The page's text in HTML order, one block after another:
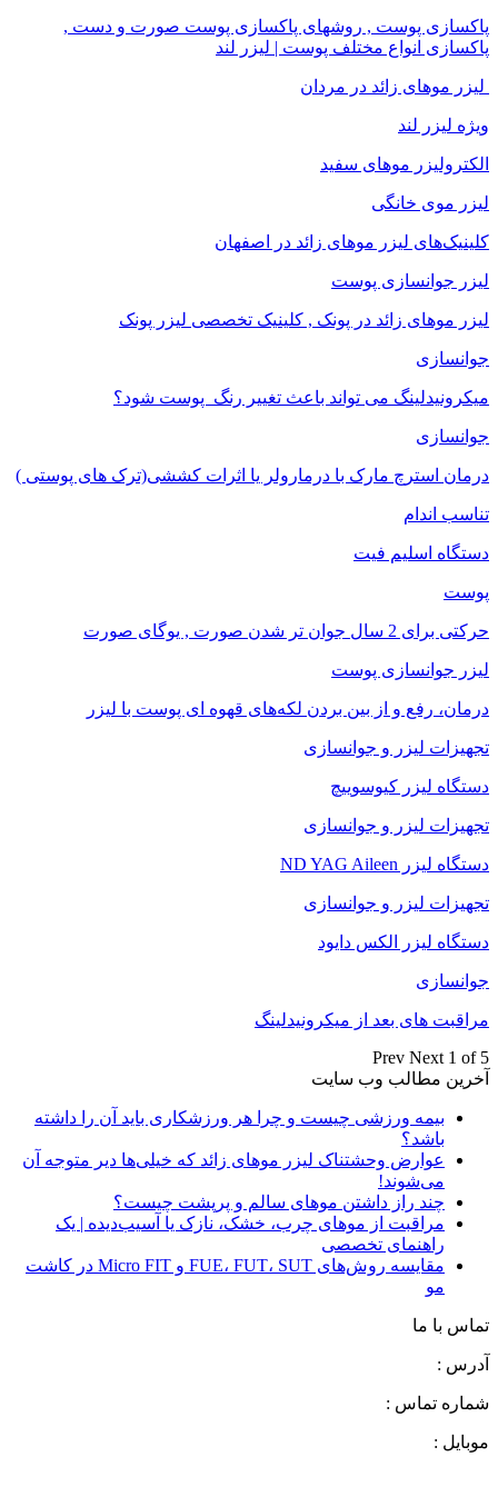
پاکسازی پوست , روشهای پاکسازی پوست صورت و دست ,
پاکسازی انواع مختلف پوست | لیزر لند
لیزر موهای زائد در مردان
ویژه لیزر لند
الکترولیزر موهای سفید
لیزر موی خانگی
کلینیک‌های لیزر موهای زائد در اصفهان
لیزر جوانسازی پوست
لیزر موهای زائد در پونک , کلینیک تخصصی لیزر پونک
جوانسازی
میکرونیدلینگ می تواند باعث تغییر رنگ ‍ پوست شود؟
جوانسازی
درمان استرچ مارک با درمارولر یا اثرات کششی(ترک های پوستی )
تناسب اندام
دستگاه اسلیم فیت
پوست
حرکتی برای 2 سال جوان تر شدن صورت , یوگای صورت
لیزر جوانسازی پوست
درمان، رفع و از بین بردن لکه‌های قهوه ای پوست با لیزر
تجهیزات لیزر و جوانسازی
دستگاه لیزر کیوسوییچ
تجهیزات لیزر و جوانسازی
دستگاه لیزر ND YAG Aileen
تجهیزات لیزر و جوانسازی
دستگاه لیزر الکس دایود
جوانسازی
مراقبت های بعد از میکرونیدلینگ
Prev Next 1 of 5
آخرین مطالب وب سایت
بیمه ورزشی چیست و چرا هر ورزشکاری باید آن را داشته
باشد؟
عوارض وحشتناک لیزر موهای زائد که خیلی‌ها دیر متوجه آن
می‌شوند!
چند راز داشتن موهای سالم و پرپشت چیست؟
مراقبت از موهای چرب، خشک، نازک یا آسیب‌دیده | یک
راهنمای تخصصی
مقایسه روش‌های FUE، FUT، SUT و Micro FIT در کاشت
مو
تماس با ما
آدرس :
شماره تماس :
موبایل :